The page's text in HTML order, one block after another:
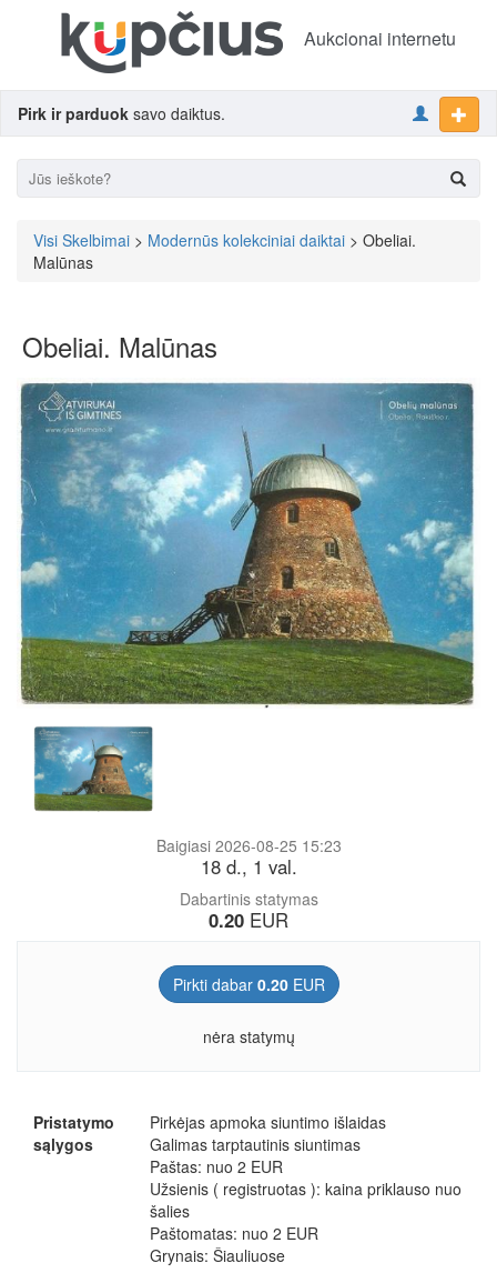
Aukcionai internetu
Pirk ir parduok savo daiktus.
Visi Skelbimai > Modernūs kolekciniai daiktai > Obeliai.
Malūnas
Obeliai. Malūnas
Dabartinis statymas
0.20 EUR
Baigiasi 2026-08-25 15:23
18 d., 1 val.
Pirkti dabar 0.20EUR
nėra statymų
Pristatymo
sąlygos
Pirkėjas apmoka siuntimo išlaidas
Galimas tarptautinis siuntimas
Paštas: nuo 2 EUR
Užsienis ( registruotas ): kaina priklauso nuo
šalies
Paštomatas: nuo 2 EUR
Grynais: Šiauliuose